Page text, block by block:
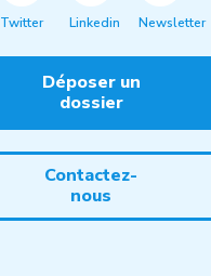
Twitter Linkedin Newsletter
Déposer un
dossier
Contactez-
nous